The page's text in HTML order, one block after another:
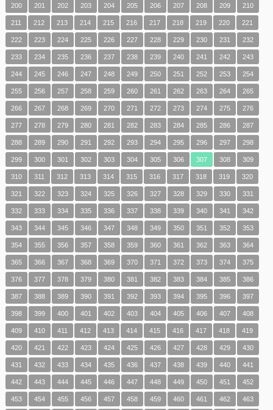
200 201 202 203 204 205 206 207 208 209 210
211 212 213 214 215 216 217 218 219 220 221
222 223 224 225 226 227 228 229 230 231 232
233 234 235 236 237 238 239 240 241 242 243
244 245 246 247 248 249 250 251 252 253 254
255 256 257 258 259 260 261 262 263 264 265
266 267 268 269 270 271 272 273 274 275 276
277 278 279 280 281 282 283 284 285 286 287
288 289 290 291 292 293 294 295 296 297 298
299 300 301 302 303 304 305 306 307 308 309
310 311 312 313 314 315 316 317 318 319 320
321 322 323 324 325 326 327 328 329 330 331
332 333 334 335 336 337 338 339 340 341 342
343 344 345 346 347 348 349 350 351 352 353
354 355 356 357 358 359 360 361 362 363 364
365 366 367 368 369 370 371 372 373 374 375
376 377 378 379 380 381 382 383 384 385 386
387 388 389 390 391 392 393 394 395 396 397
398 399 400 401 402 403 404 405 406 407 408
409 410 411 412 413 414 415 416 417 418 419
420 421 422 423 424 425 426 427 428 429 430
431 432 433 434 435 436 437 438 439 440 441
442 443 444 445 446 447 448 449 450 451 452
453 454 455 456 457 458 459 460 461 462 463